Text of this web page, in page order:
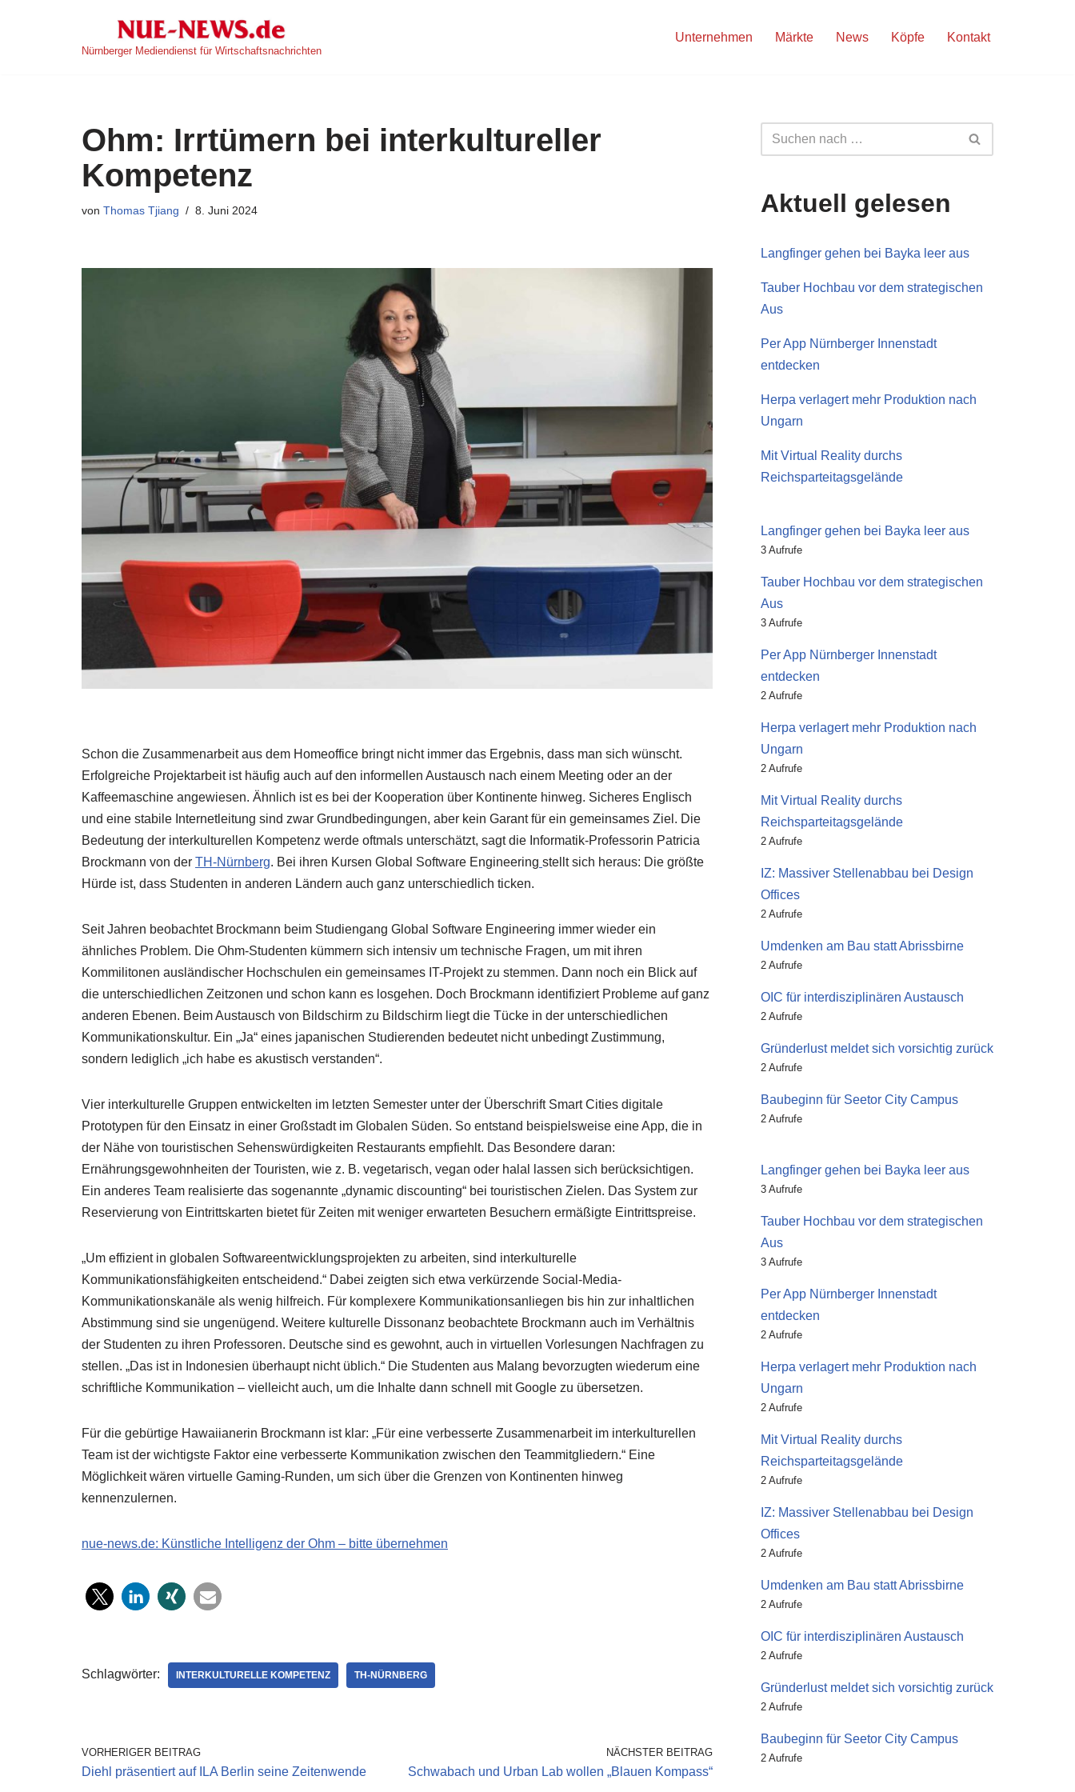
Nürnberger Mediendienst für Wirtschaftsnachrichten
Unternehmen Märkte News Köpfe Kontakt
Ohm: Irrtümern bei interkultureller
Kompetenz
von Thomas Tjiang 8. Juni 2024
Schon die Zusammenarbeit aus dem Homeoffice bringt nicht immer das Ergebnis, dass man sich wünscht.
Erfolgreiche Projektarbeit ist häufig auch auf den informellen Austausch nach einem Meeting oder an der
Kaffeemaschine angewiesen. Ähnlich ist es bei der Kooperation über Kontinente hinweg. Sicheres Englisch
und eine stabile Internetleitung sind zwar Grundbedingungen, aber kein Garant für ein gemeinsames Ziel. Die
Bedeutung der interkulturellen Kompetenz werde oftmals unterschätzt, sagt die Informatik-Professorin Patricia
Brockmann von der TH-Nürnberg. Bei ihren Kursen Global Software Engineering stellt sich heraus: Die größte
Hürde ist, dass Studenten in anderen Ländern auch ganz unterschiedlich ticken.
Seit Jahren beobachtet Brockmann beim Studiengang Global Software Engineering immer wieder ein
ähnliches Problem. Die Ohm-Studenten kümmern sich intensiv um technische Fragen, um mit ihren
Kommilitonen ausländischer Hochschulen ein gemeinsames IT-Projekt zu stemmen. Dann noch ein Blick auf
die unterschiedlichen Zeitzonen und schon kann es losgehen. Doch Brockmann identifiziert Probleme auf ganz
anderen Ebenen. Beim Austausch von Bildschirm zu Bildschirm liegt die Tücke in der unterschiedlichen
Kommunikationskultur. Ein „Ja“ eines japanischen Studierenden bedeutet nicht unbedingt Zustimmung,
sondern lediglich „ich habe es akustisch verstanden“.
Vier interkulturelle Gruppen entwickelten im letzten Semester unter der Überschrift Smart Cities digitale
Prototypen für den Einsatz in einer Großstadt im Globalen Süden. So entstand beispielsweise eine App, die in
der Nähe von touristischen Sehenswürdigkeiten Restaurants empfiehlt. Das Besondere daran:
Ernährungsgewohnheiten der Touristen, wie z. B. vegetarisch, vegan oder halal lassen sich berücksichtigen.
Ein anderes Team realisierte das sogenannte „dynamic discounting“ bei touristischen Zielen. Das System zur
Reservierung von Eintrittskarten bietet für Zeiten mit weniger erwarteten Besuchern ermäßigte Eintrittspreise.
„Um effizient in globalen Softwareentwicklungsprojekten zu arbeiten, sind interkulturelle
Kommunikationsfähigkeiten entscheidend.“ Dabei zeigten sich etwa verkürzende Social-Media-
Kommunikationskanäle als wenig hilfreich. Für komplexere Kommunikationsanliegen bis hin zur inhaltlichen
Abstimmung sind sie ungenügend. Weitere kulturelle Dissonanz beobachtete Brockmann auch im Verhältnis
der Studenten zu ihren Professoren. Deutsche sind es gewohnt, auch in virtuellen Vorlesungen Nachfragen zu
stellen. „Das ist in Indonesien überhaupt nicht üblich.“ Die Studenten aus Malang bevorzugten wiederum eine
schriftliche Kommunikation – vielleicht auch, um die Inhalte dann schnell mit Google zu übersetzen.
Für die gebürtige Hawaiianerin Brockmann ist klar: „Für eine verbesserte Zusammenarbeit im interkulturellen
Team ist der wichtigste Faktor eine verbesserte Kommunikation zwischen den Teammitgliedern.“ Eine
Möglichkeit wären virtuelle Gaming-Runden, um sich über die Grenzen von Kontinenten hinweg
kennenzulernen.
nue-news.de: Künstliche Intelligenz der Ohm – bitte übernehmen
Schlagwörter: INTERKULTURELLE KOMPETENZ TH-NÜRNBERG
VORHERIGER BEITRAG
Diehl präsentiert auf ILA Berlin seine Zeitenwende
NÄCHSTER BEITRAG
Schwabach und Urban Lab wollen „Blauen Kompass“
Aktuell gelesen
Langfinger gehen bei Bayka leer aus
Tauber Hochbau vor dem strategischen
Aus
Per App Nürnberger Innenstadt
entdecken
Herpa verlagert mehr Produktion nach
Ungarn
Mit Virtual Reality durchs
Reichsparteitagsgelände
Langfinger gehen bei Bayka leer aus
3 Aufrufe
Tauber Hochbau vor dem strategischen
Aus
3 Aufrufe
Per App Nürnberger Innenstadt
entdecken
2 Aufrufe
Herpa verlagert mehr Produktion nach
Ungarn
2 Aufrufe
Mit Virtual Reality durchs
Reichsparteitagsgelände
2 Aufrufe
IZ: Massiver Stellenabbau bei Design
Offices
2 Aufrufe
Umdenken am Bau statt Abrissbirne
2 Aufrufe
OIC für interdisziplinären Austausch
2 Aufrufe
Gründerlust meldet sich vorsichtig zurück
2 Aufrufe
Baubeginn für Seetor City Campus
2 Aufrufe
Langfinger gehen bei Bayka leer aus
3 Aufrufe
Tauber Hochbau vor dem strategischen
Aus
3 Aufrufe
Per App Nürnberger Innenstadt
entdecken
2 Aufrufe
Herpa verlagert mehr Produktion nach
Ungarn
2 Aufrufe
Mit Virtual Reality durchs
Reichsparteitagsgelände
2 Aufrufe
IZ: Massiver Stellenabbau bei Design
Offices
2 Aufrufe
Umdenken am Bau statt Abrissbirne
2 Aufrufe
OIC für interdisziplinären Austausch
2 Aufrufe
Gründerlust meldet sich vorsichtig zurück
2 Aufrufe
Baubeginn für Seetor City Campus
2 Aufrufe